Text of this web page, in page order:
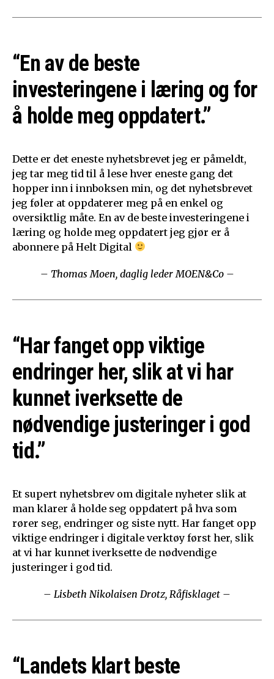
“En av de beste
investeringene i læring og for
å holde meg oppdatert.”
Dette er det eneste nyhetsbrevet jeg er påmeldt,
jeg tar meg tid til å lese hver eneste gang det
hopper inn i innboksen min, og det nyhetsbrevet
jeg føler at oppdaterer meg på en enkel og
oversiktlig måte. En av de beste investeringene i
læring og holde meg oppdatert jeg gjør er å
abonnere på Helt Digital
– Thomas Moen, daglig leder MOEN&Co –
“Har fanget opp viktige
endringer her, slik at vi har
kunnet iverksette de
nødvendige justeringer i god
tid.”
Et supert nyhetsbrev om digitale nyheter slik at
man klarer å holde seg oppdatert på hva som
rører seg, endringer og siste nytt. Har fanget opp
viktige endringer i digitale verktøy først her, slik
at vi har kunnet iverksette de nødvendige
justeringer i god tid.
– Lisbeth Nikolaisen Drotz, Råfisklaget –
“Landets klart beste